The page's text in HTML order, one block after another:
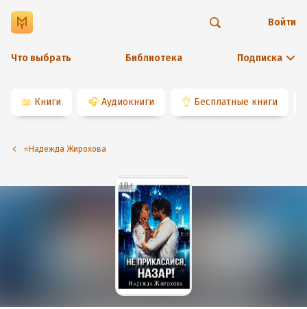
Что выбрать Библиотека Подписка
Войти
📖 Книги 🎧 Аудиокниги 👌 Бесплатные книги
⭐️Надежда Жирохова